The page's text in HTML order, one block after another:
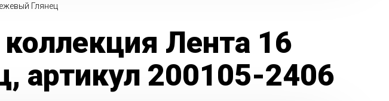
Глянец
Лента 16
артикул 200105-2406